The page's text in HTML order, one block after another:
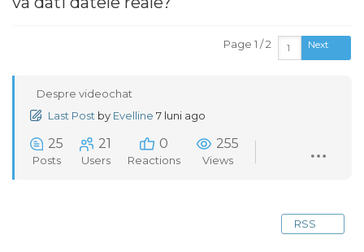
Page 1 / 2 Next
Despre videochat
Last Post by Evelline 7 luni ago
25
Posts
21
Users
0
Reactions
255
Views
RSS